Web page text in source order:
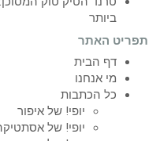
ביותר
תפריט האתר
דף הבית
מי אנחנו
כל הכתבות
יופי! של איפור
יופי! של